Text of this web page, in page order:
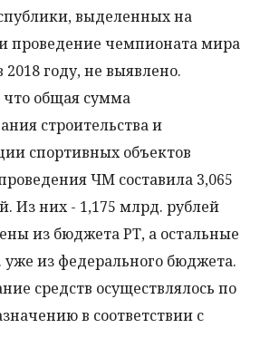
выделенных на
проведение чемпионата мира
2018 году, не выявлено.
что общая сумма
строительства и
спортивных объектов
ЧМ составила 3,065
Из них - 1,175 млрд. рублей
из бюджета РТ, а остальные
уже из федерального бюджета.
средств осуществлялось по
в соответствии с